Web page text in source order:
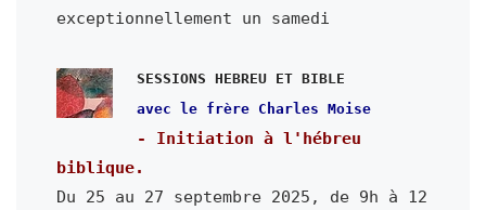
- Initiation à l'hébreu
Du 25 au 27 septembre 2025, de 9h à 12